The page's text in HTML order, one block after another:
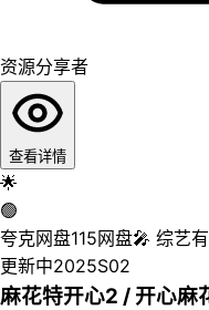
资源分享者
查看详情
🌟
🟢
夸克网盘115网盘🎤 综艺
更新中2025S02
麻花特开心2 / 开心麻